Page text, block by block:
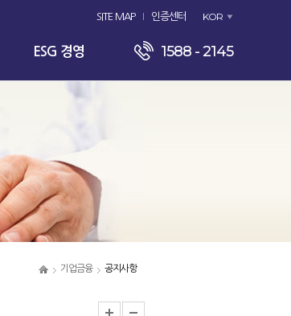
SITE MAP 인증센터 KOR
ESG 경영 1588 - 2145
기업금융 공지사항